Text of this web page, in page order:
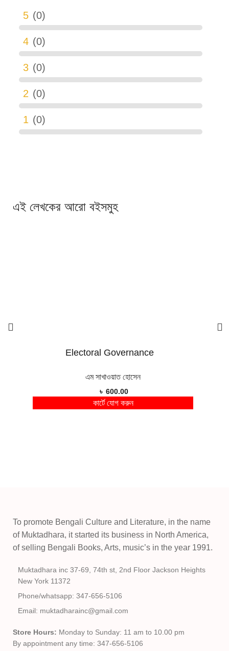
5 (0)
4 (0)
3 (0)
2 (0)
1 (0)
এই লেখকের আরো বইসমুহ
Electoral Governance
এম সাখাওয়াত হোসেন
৳ 600.00
কার্টে যোগ করুন
To promote Bengali Culture and Literature, in the name
of Muktadhara, it started its business in North America,
of selling Bengali Books, Arts, music’s in the year 1991.
Muktadhara inc 37-69, 74th st, 2nd Floor Jackson Heights
New York 11372
Phone/whatsapp: 347-656-5106
Email: muktadharainc@gmail.com
Store Hours: Monday to Sunday: 11 am to 10.00 pm
By appointment any time: 347-656-5106